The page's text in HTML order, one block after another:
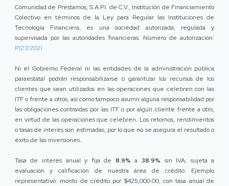
Comunidad de Préstamos, S.A.P.I. de C.V., Institución de Financiamiento
Colectivo en términos de la Ley para Regular las Instituciones de
Tecnología Financiera, es una sociedad autorizada, regulada y
supervisada por las autoridades financieras. Número de autorización:
P127/2021
Ni el Gobierno Federal ni las entidades de la administración pública
paraestatal podrán responsabilizarse o garantizar los recursos de los
clientes que sean utilizados en las operaciones que celebren con las
ITF o frente a otros, así como tampoco asumir alguna responsabilidad por
las obligaciones contraídas por las ITF o por algún cliente frente a otro,
en virtud de las operaciones que celebren. Los retornos, rendimientos
o tasas de interés son estimadas, por lo que no se asegura el resultado o
éxito de las inversiones.
Tasa de interés anual y fija de 8.9% a 38.9% sin IVA, sujeta a
evaluación y calificación de nuestra área de crédito. Ejemplo
representativo: monto de crédito por $425,000.00, con tasa anual de